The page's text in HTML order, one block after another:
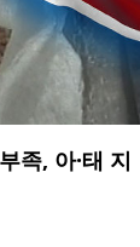
족, 아·태 지